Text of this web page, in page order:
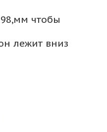
чтобы
лежит вниз